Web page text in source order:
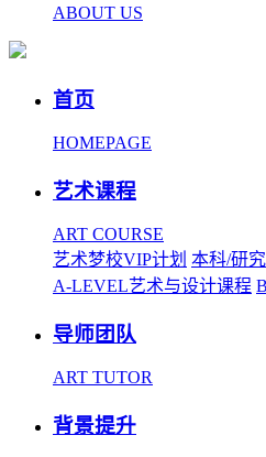
ABOUT US
首页
HOMEPAGE
艺术课程
ART COURSE
艺术梦校VIP计划 本科/研
A-LEVEL艺术与设计课程
导师团队
ART TUTOR
背景提升